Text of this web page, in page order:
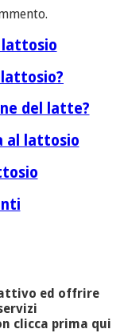
lattosio
del latte?
al lattosio
ed offrire
clicca prima qui